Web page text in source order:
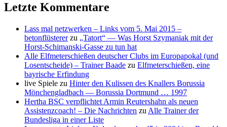
Letzte Kommentare
Lass mal netzwerken – Links vom 5. Mai 2015 –
betonflüstererzu „Tatort“ — Was Horst Szymaniak mit der
Horst-Schimanski-Gasse zu tun hat
Alle Elfmeterschießen deutscher Clubs im Europapokal (und
Losentscheide) – Trainer Baade zu Elfmeterschießen, eine
bayrische Erfindung
live Spiele zu Hinter den Kulissen des Knallers Borussia
Mönchengladbach — Borussia Dortmund … 1997
Hertha BSC verpflichtet Armin Reutershahn als neuen
Assistenzcoach! – Die Nachrichten zu Alle Trainer der
Bundesliga in einer Liste